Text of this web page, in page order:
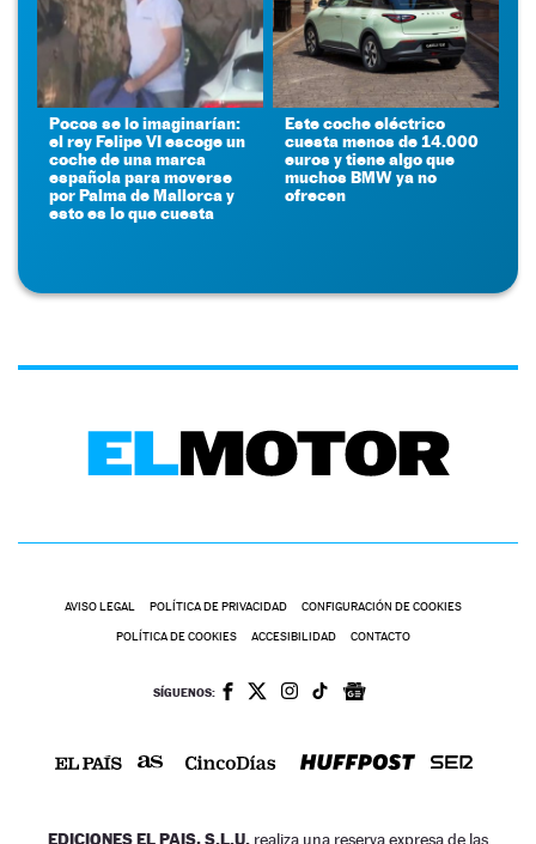
Pocos se lo imaginarían:
el rey Felipe VI escoge un
coche de una marca
española para moverse
por Palma de Mallorca y
esto es lo que cuesta
Este coche eléctrico
cuesta menos de 14.000
euros y tiene algo que
muchos BMW ya no
ofrecen
AVISO LEGAL POLÍTICA DE PRIVACIDAD CONFIGURACIÓN DE COOKIES
POLÍTICA DE COOKIES ACCESIBILIDAD CONTACTO
SÍGUENOS:
EDICIONES EL PAIS, S.L.U. realiza una reserva expresa de las